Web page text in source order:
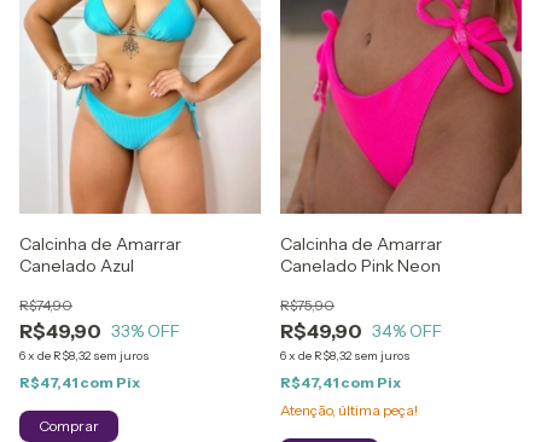
Calcinha de Amarrar
Canelado Azul
R$49,90
R$74,90
33% OFF
6x de R$8,32 sem juros
R$47,41 com Pix
Comprar
Calcinha de Amarrar
Canelado Pink Neon
R$49,90
R$75,90
34% OFF
6x de R$8,32 sem juros
R$47,41 com Pix
Atenção, última peça!